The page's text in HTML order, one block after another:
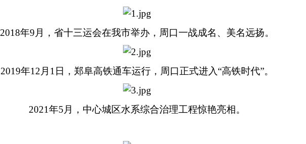
2018年9月，省十三运会在我市举办，周口一战成名、美名远扬。
2019年12月1日，郑阜高铁通车运行，周口正式进入“高铁时代”。
2021年5月，中心城区水系综合治理工程惊艳亮相。